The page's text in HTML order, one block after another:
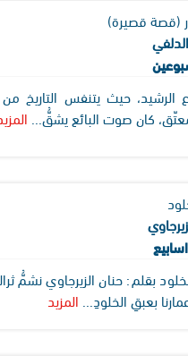
(قصة قصيرة)
حيث يتنفس التاريخ من
كان صوت البائع يشقُّ...
بقلم: حنان الزيرجاوي نشمُّ
بعبقِ الخلودِ... المزيد